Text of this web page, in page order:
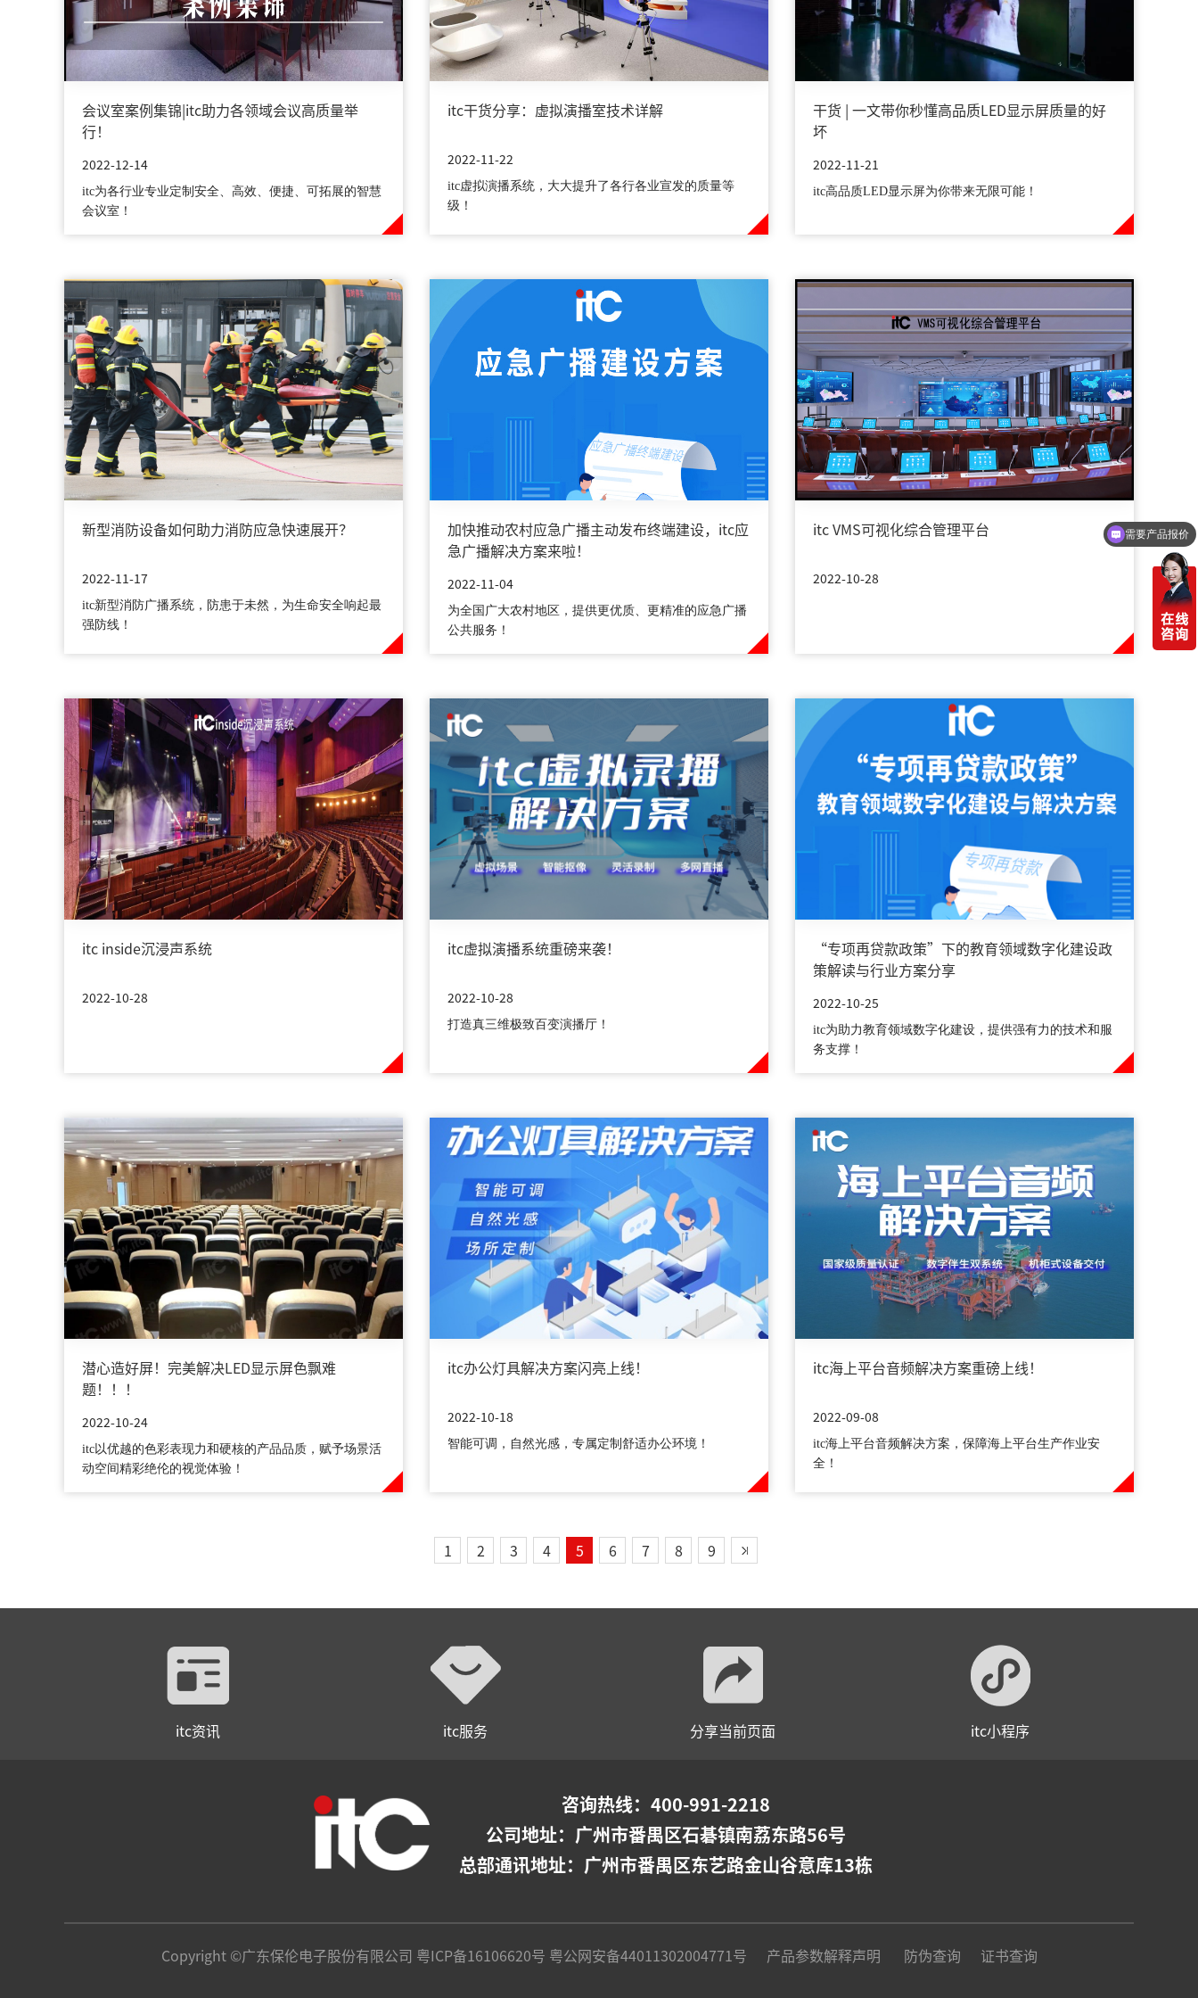
会议室案例集锦|itc助力各领域会议高质量举
行！
2022-12-14
itc为各行业专业定制安全、高效、便捷、可拓展的智慧
会议室！
itc干货分享：虚拟演播室技术详解
2022-11-22
itc虚拟演播系统，大大提升了各行各业宣发的质量等
级！
干货 | 一文带你秒懂高品质LED显示屏质量的好
坏
2022-11-21
itc高品质LED显示屏为你带来无限可能！
新型消防设备如何助力消防应急快速展开？
2022-11-17
itc新型消防广播系统，防患于未然，为生命安全响起最
强防线！
加快推动农村应急广播主动发布终端建设，itc应
急广播解决方案来啦！
2022-11-04
为全国广大农村地区，提供更优质、更精准的应急广播
公共服务！
itc VMS可视化综合管理平台
2022-10-28
itc inside沉浸声系统
2022-10-28
itc虚拟演播系统重磅来袭！
2022-10-28
打造真三维极致百变演播厅！
“专项再贷款政策”下的教育领域数字化建设政
策解读与行业方案分享
2022-10-25
itc为助力教育领域数字化建设，提供强有力的技术和服
务支撑！
潜心造好屏！完美解决LED显示屏色飘难
题！！！
2022-10-24
itc以优越的色彩表现力和硬核的产品品质，赋予场景活
动空间精彩绝伦的视觉体验！
itc办公灯具解决方案闪亮上线！
2022-10-18
智能可调，自然光感，专属定制舒适办公环境！
itc海上平台音频解决方案重磅上线！
2022-09-08
itc海上平台音频解决方案，保障海上平台生产作业安
全！
1 2 3 4 5 6 7 8 9
itc资讯 itc服务 分享当前页面 itc小程序
咨询热线：400-991-2218
公司地址： 广州市番禺区石碁镇南荔东路56号
总部通讯地址：广州市番禺区东艺路金山谷意库13栋
Copyright ©广东保伦电子股份有限公司 粤ICP备16106620号 粤公网安备44011302004771号 产品参数解释声明 防伪查询 证书查询
可以定制方案吗？